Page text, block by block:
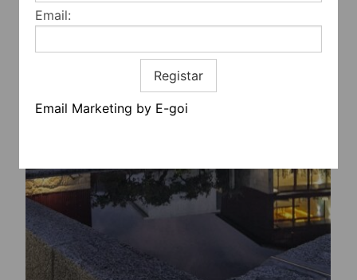
Email:
Registar
Email Marketing by E-goi